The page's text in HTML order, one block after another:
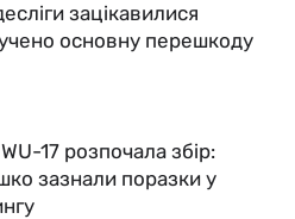
зацікавилися
основну перешкоду
17 розпочала збір:
зазнали поразки у